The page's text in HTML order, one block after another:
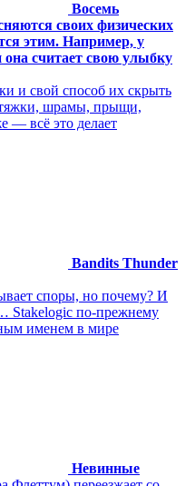
Восемь
своих физических
этим. Например, у
считает свою улыбку
и свой способ их скрыть
шрамы, прыщи,
— всё это делает
Bandits Thunder
споры, но почему? И
Stakelogic по-прежнему
именем в мире
Невинные